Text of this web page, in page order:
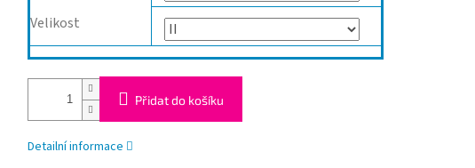
Velikost
Přidat do košíku
Detailní informace